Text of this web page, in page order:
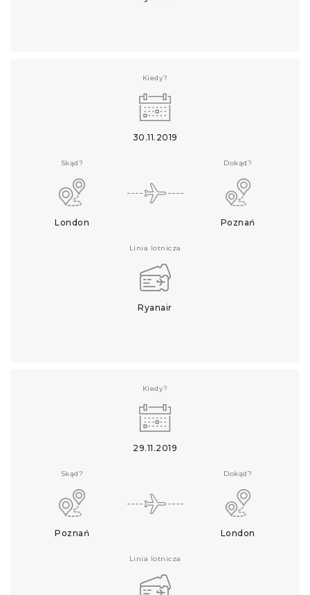
Kiedy?
30.11.2019
Skąd?
London
Dokąd?
Poznań
Linia lotnicza
Ryanair
Kiedy?
29.11.2019
Skąd?
Poznań
Dokąd?
London
Linia lotnicza